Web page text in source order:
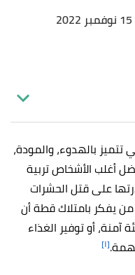
تتميز بالهدوء، والمودة،
أغلب الأشخاصتربية
على قتل الحشرات
يفكر بامتلاك قطة أن
آمنة، أو توفير الغذاء
[١]